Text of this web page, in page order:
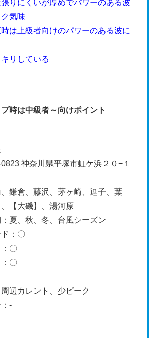
りにくいが厚めでパワーのある波
気味
は上級者向けのパワーのある波に
リしている
プ時は中級者～向けポイント
神奈川県平塚市虹ケ浜２０−１
鎌倉、藤沢、茅ヶ崎、逗子、葉
【大磯】、湯河原
夏、秋、冬、台風シーズン
：〇
〇
〇
辺カレント、少ピーク
-